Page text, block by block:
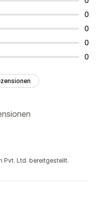
0
0
0
0
Pvt. Ltd. bereitgestellt.